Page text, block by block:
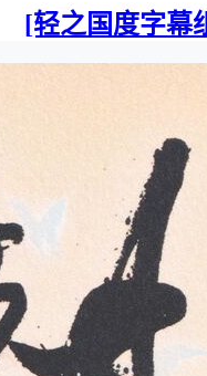
[轻之国度字幕